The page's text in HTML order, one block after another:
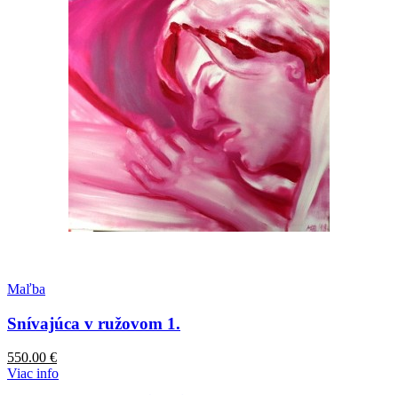
Maľba
Snívajúca v ružovom 1.
550.00 €
Viac info